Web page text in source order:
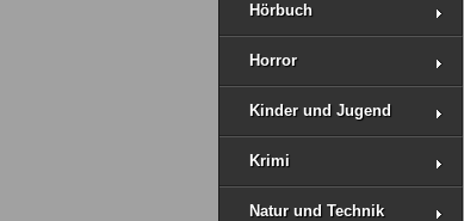
Hörbuch
Horror
Kinder und Jugend
Krimi
Natur und Technik